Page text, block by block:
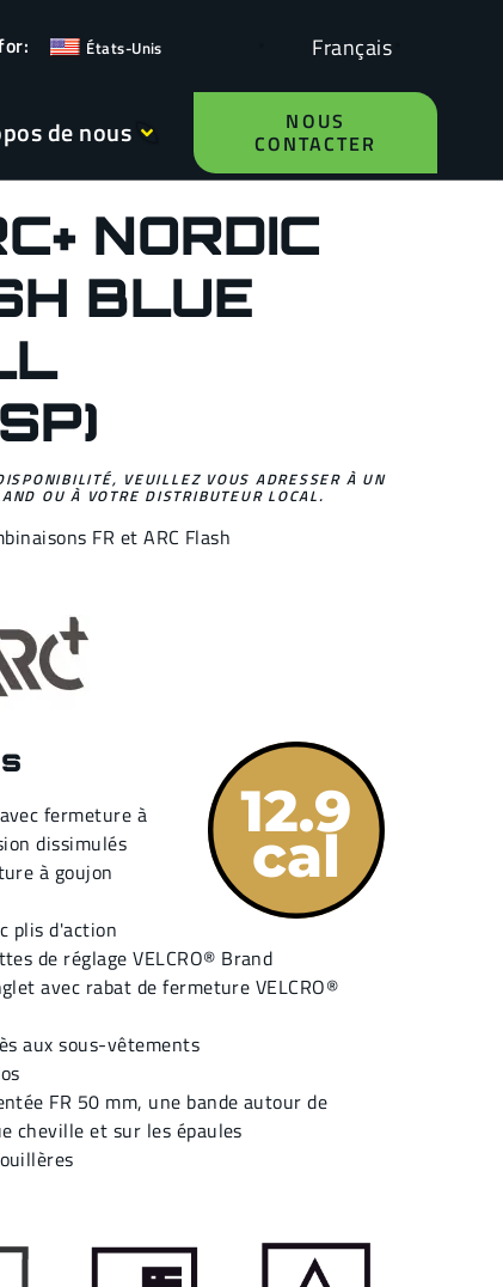
États-Unis Français
de nous NOUS
CONTACTER
NORDIC
BLUE
VEUILLEZ VOUS ADRESSER À UN
OU À VOTRE DISTRIBUTEUR LOCAL.
FR et ARC Flash
fermeture à
dissimulés
à goujon
plis d'action
de réglage VELCRO® Brand
avec rabat de fermeture VELCRO®
aux sous-vêtements
FR 50 mm, une bande autour de
cheville et sur les épaules